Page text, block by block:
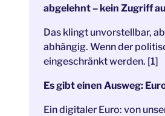
abgelehnt –kein Zugriff
Das klingt unvorstellbar,
abhängig. Wenn der
eingeschränkt werden. [1]
Es gibt einen Ausweg:
Ein digitaler Euro: von